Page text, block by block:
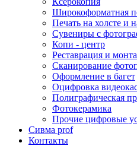
Широкоформатная
Печать на холсте и
Сувениры с
Копи - центр
Реставрация и
Сканирование
Оформление в багет
Оцифровка
Полиграфическая
Фотокерамика
Прочие цифровые
Сивма prof
Контакты